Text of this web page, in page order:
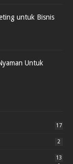
untuk Bisnis
Untuk
17
2
13